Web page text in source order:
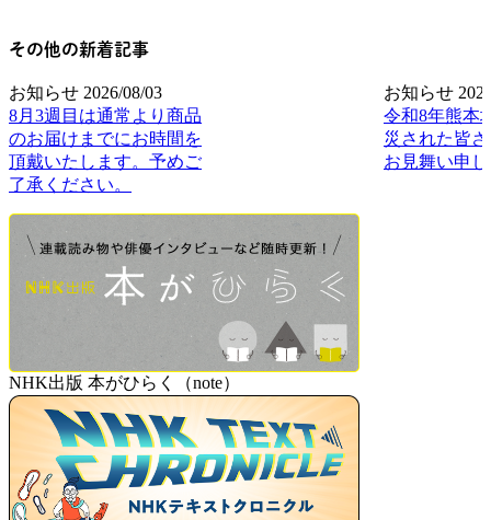
その他の新着記事
お知らせ 2026/08/03
8月3週目は通常より商品
のお届けまでにお時間を
頂戴いたします。予めご
了承ください。
お知らせ
令和8年熊本
災された皆
お見舞い申
NHK出版 本がひらく（note）